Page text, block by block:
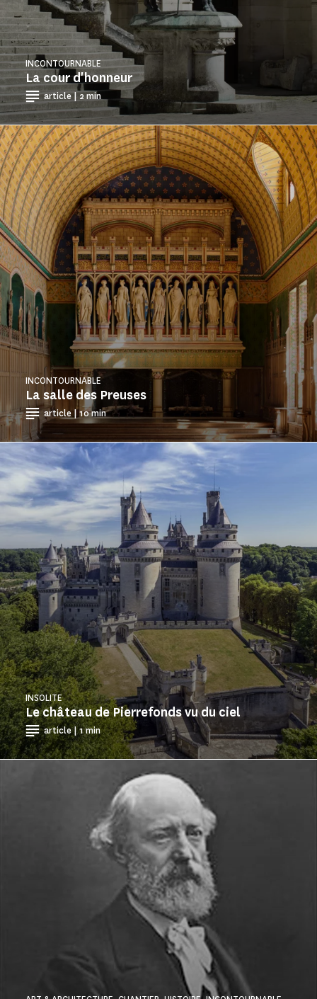
La cour d'honneur
INCONTOURNABLE
article | 2 min
La salle des Preuses
INCONTOURNABLE
article | 10 min
Le château de Pierrefonds vu du ciel
INSOLITE
article | 1 min